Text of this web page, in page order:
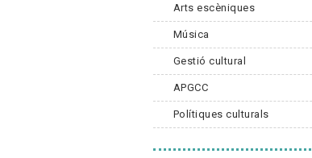
Arts escèniques
Música
Gestió cultural
APGCC
Polítiques culturals